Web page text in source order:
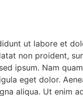
ut labore et
non proident,
ipsum. Nam
eget dolor.
aliqua. Ut enim